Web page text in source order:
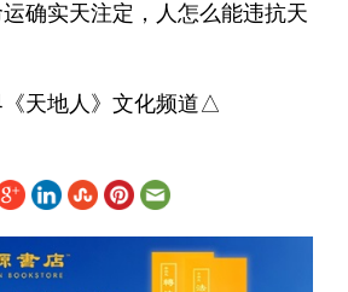
确实天注定，人怎么能违抗天